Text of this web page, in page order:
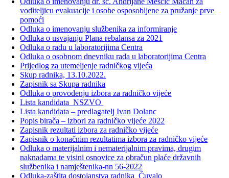
voditeljicu evakuacije i osobe osposobljene za pružanje prve
pomoći
Odluka o imenovanju službenika za informiranje
Odluka o usvajanju Plana rebalansa za 2021
Odluka o radu u laboratorijima Centra
Odluka o osobnom dnevniku rada u laboratorijima Centra
Prijedlog za utemeljenje radničkog vijeća
Skup radnika, 13.10.2022.
Zapisnik sa Skupa radnika
Odluka o provođenju izbora za radničko vijeće
Lista kandidata_NSZVO
Lista kandidata – predlagatelj Ivan Dolanc
Popis birača – izbori za radničko vijeće 2022
Zapisnik rezultati izbora za radničko vijeće
Zapisnik o konačnim rezultatima izbora za radničko vijeće
Odluka o materijalnim i nematerijalnim pravima, drugim
naknadama te visini osnovice za obračun plaće državnih
službenika i namještenika-nn 56-2022
Odluka-zaštita dostojanstva radnika_Čuvalo